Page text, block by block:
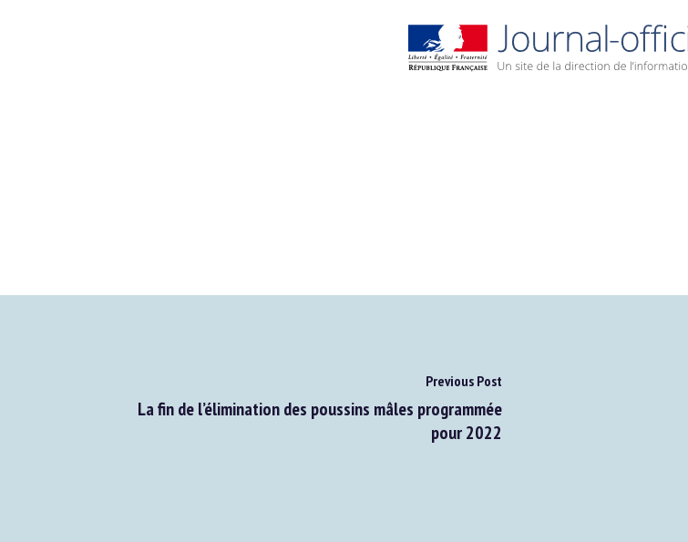
Previous Post
La fin de l’élimination des poussins mâles programmée
pour 2022